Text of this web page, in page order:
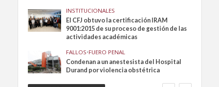
INSTITUCIONALES
El CFJ obtuvo la certificación IRAM
9001:2015 de su proceso de gestión de las
actividades académicas
FALLOS•FUERO PENAL
Condenan a un anestesista del Hospital
Durand por violencia obstétrica